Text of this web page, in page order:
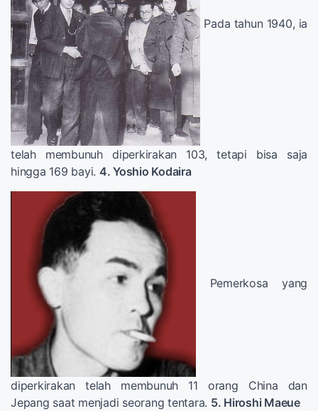
Pada tahun 1940, ia
telah membunuh diperkirakan 103, tetapi bisa saja
hingga 169 bayi. 4. Yoshio Kodaira
Pemerkosa yang
diperkirakan telah membunuh 11 orang China dan
Jepang saat menjadi seorang tentara. 5. Hiroshi Maeue